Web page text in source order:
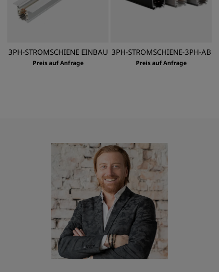
3PH-STROMSCHIENE EINBAU
Preis auf Anfrage
3PH-STROMSCHIENE-3PH-AB
Preis auf Anfrage